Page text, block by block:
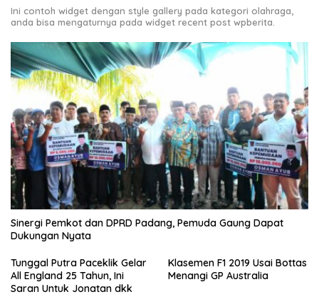
Ini contoh widget dengan style gallery pada kategori olahraga,
anda bisa mengaturnya pada widget recent post wpberita.
Sinergi Pemkot dan DPRD Padang, Pemuda Gaung Dapat
Dukungan Nyata
Tunggal Putra Paceklik Gelar
All England 25 Tahun, Ini
Saran Untuk Jonatan dkk
Klasemen F1 2019 Usai Bottas
Menangi GP Australia